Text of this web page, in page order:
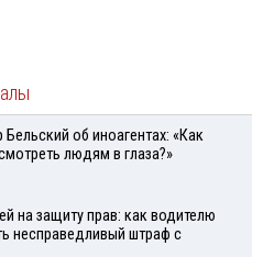
об иноагентах: «Как
людям в глаза?»
на защиту прав: как водителю
несправедливый штраф с